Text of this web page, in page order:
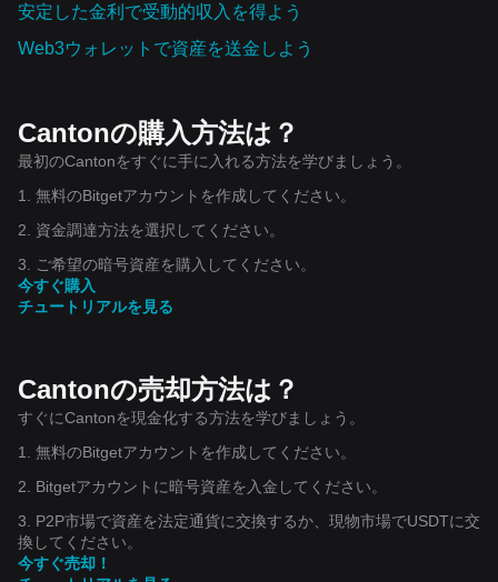
安定した金利で受動的収入を得よう
Web3ウォレットで資産を‌送金しよう
Cantonの購入方法は？
最初のCantonをすぐに手に入れる方法を学びましょう。
1. 無料のBitgetアカウントを作成してください。
2. 資金調達方法を選択してください。
3. ご希望の暗号資産を購入してください。
今すぐ購入
チュートリアルを見る
Cantonの売却方法は？
すぐにCantonを現金化する方法を学びましょう。
1. 無料のBitgetアカウントを作成してください。
2. Bitgetアカウントに暗号資産を入金してください。
3. P2P市場で資産を法定通貨に交換するか、現物市場でUSDTに交
換してください。
今すぐ売却！